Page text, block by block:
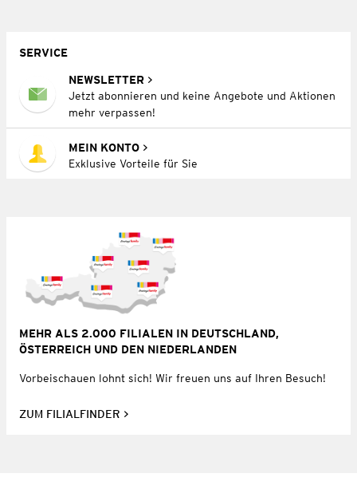
SERVICE
NEWSLETTER
Jetzt abonnieren und keine Angebote und Aktionen
mehr verpassen!
MEIN KONTO
Exklusive Vorteile für Sie
MEHR ALS 2.000 FILIALEN IN DEUTSCHLAND,
ÖSTERREICH UND DEN NIEDERLANDEN
Vorbeischauen lohnt sich! Wir freuen uns auf Ihren Besuch!
ZUM FILIALFINDER